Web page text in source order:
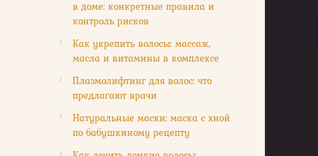
в доме: конкретные правила и
контроль рисков
Как укрепить волосы: массаж,
масла и витамины в комплексе
Плазмолифтинг для волос: что
предлагают врачи
Натуральные маски: маска с хной
по бабушкиному рецепту